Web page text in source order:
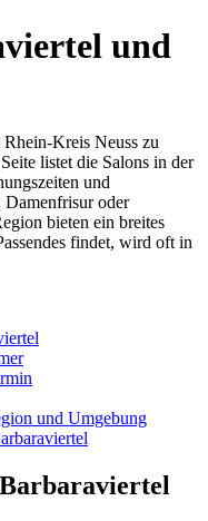
und
Kreis Neuss zu
listet die Salons in der
und
oder
bieten ein breites
findet, wird oft in
und Umgebung